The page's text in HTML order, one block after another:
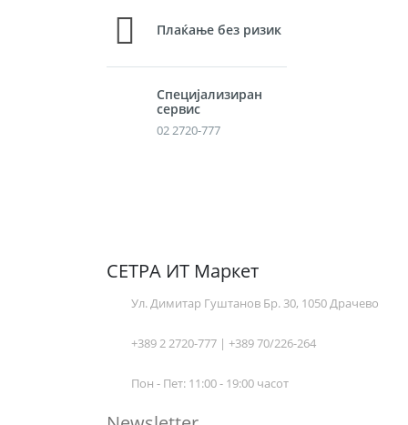
Плаќање без ризик
Специјализиран
сервис
02 2720-777
СЕТРА ИТ Маркет
Ул. Димитар Гуштанов Бр. 30, 1050 Драчево
+389 2 2720-777 | +389 70/226-264
Пон - Пет: 11:00 - 19:00 часот